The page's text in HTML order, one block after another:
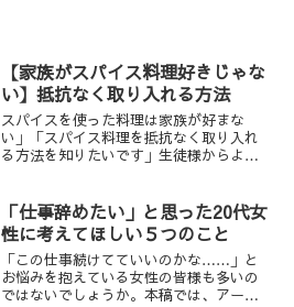
【家族がスパイス料理好きじゃな
い】抵抗なく取り入れる方法
スパイスを使った料理は家族が好まな
い」「スパイス料理を抵抗なく取り入れ
る方法を知りたいです」生徒様からよく
ものとNGなものを聞いてみると良いでし
ょう。
「仕事辞めたい」と思った20代女
性に考えてほしい５つのこと
「この仕事続けてていいのかな……」と
お悩みを抱えている女性の皆様も多いの
ではないでしょうか。本稿では、アーユ